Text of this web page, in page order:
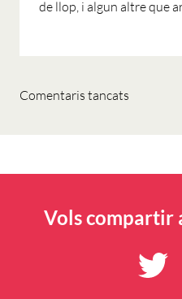
de llop, i algun altre que
Comentaris tancats
Vols compartir